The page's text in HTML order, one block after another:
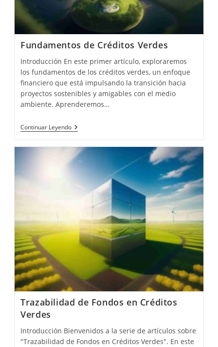
Fundamentos de Créditos Verdes
Introducción En este primer artículo, exploraremos
los fundamentos de los créditos verdes, un enfoque
financiero que está impulsando la transición hacia
proyectos sostenibles y amigables con el medio
ambiente. Aprenderemos…
Continuar LeyendoFundamentos
De
Verdes
Trazabilidad de Fondos en Créditos
Verdes
Introducción Bienvenidos a la serie de artículos sobre
"Trazabilidad de Fondos en Créditos Verdes". En este